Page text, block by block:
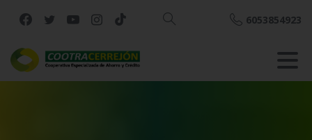
Buscar
6053854923